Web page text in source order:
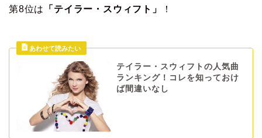
第8位は 「テイラー・スウィフト」 ！
テイラー・スウィフトの人気曲
ランキング！コレを知っておけ
ば間違いなし